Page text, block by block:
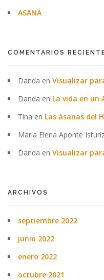
ASANA
COMENTARIOS
Danda en Visualizar
Danda en La vida en un
Tina en Las ásanas del
Maria Elena Aponte
Danda en Visualizar
ARCHIVOS
septiembre 2022
junio 2022
enero 2022
octubre 2021